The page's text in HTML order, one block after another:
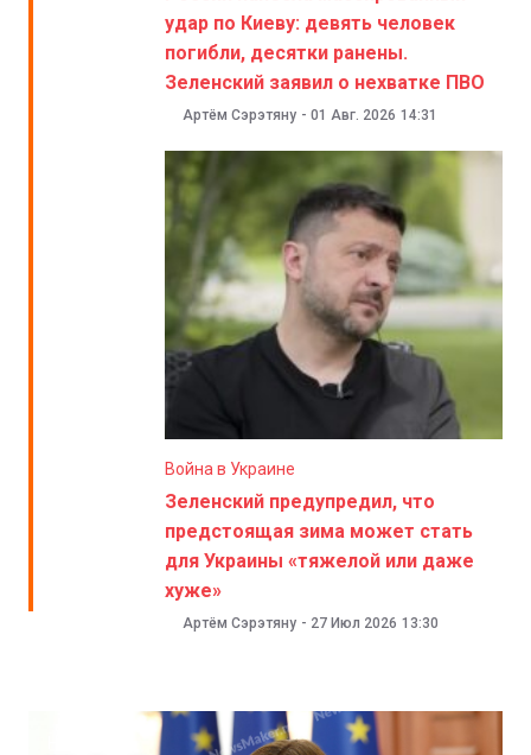
удар по Киеву: девять человек
погибли, десятки ранены.
Зеленский заявил о нехватке ПВО
Артём Сэрэтяну - 01 Авг. 2026 14:31
Война в Украине
Зеленский предупредил, что
предстоящая зима может стать
для Украины «тяжелой или даже
хуже»
Артём Сэрэтяну - 27 Июл 2026 13:30